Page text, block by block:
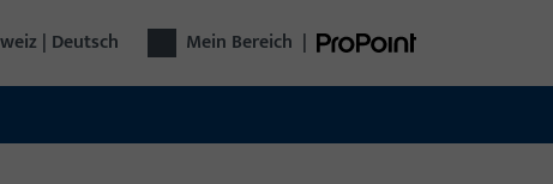
| Deutsch Mein Bereich |